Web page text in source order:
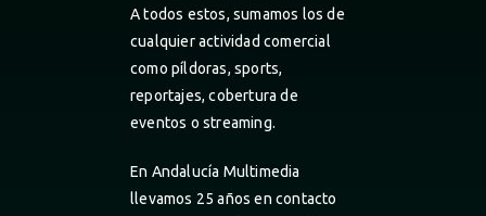
A todos estos, sumamos los de
cualquier actividad comercial
como píldoras, sports,
reportajes, cobertura de
eventos o streaming.
En Andalucía Multimedia
llevamos 25 años en contacto